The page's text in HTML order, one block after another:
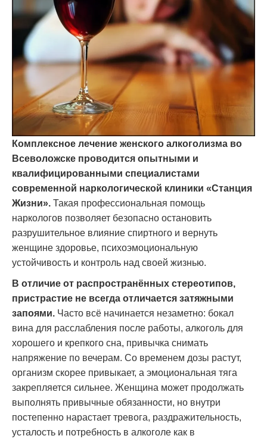
Комплексное лечение женского алкоголизма во
Всеволожске проводится опытными и
квалифицированными специалистами
современной наркологической клиники «Станция
Жизни». Такая профессиональная помощь
наркологов позволяет безопасно остановить
разрушительное влияние спиртного и вернуть
женщине здоровье, психоэмоциональную
устойчивость и контроль над своей жизнью.
В отличие от распространённых стереотипов,
пристрастие не всегда отличается затяжными
запоями. Часто всё начинается незаметно: бокал
вина для расслабления после работы, алкоголь для
хорошего и крепкого сна, привычка снимать
напряжение по вечерам. Со временем дозы растут,
организм скорее привыкает, а эмоциональная тяга
закрепляется сильнее. Женщина может продолжать
выполнять привычные обязанности, но внутри
постепенно нарастает тревога, раздражительность,
усталость и потребность в алкоголе как в